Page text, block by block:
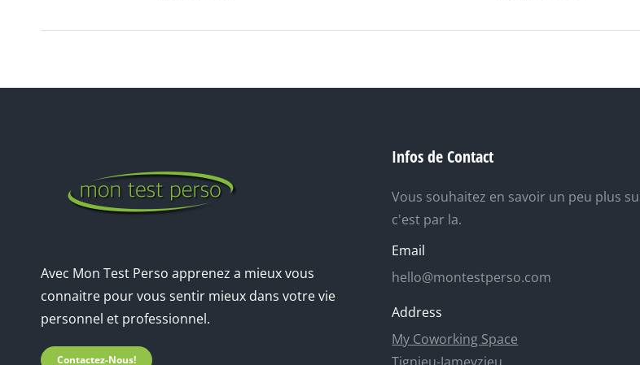
Avec Mon Test Perso apprenez a mieux vous
connaitre pour vous sentir mieux dans votre vie
personnel et professionnel.
Contactez-Nous!
Infos de Contact
Vous souhaitez en savoir un peu plus
c'est par la.
Email
hello@montestperso.com
Address
My Coworking Space